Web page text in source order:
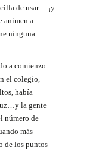
de usar… ¡y
animen a
ninguna
a comienzo
el colegio,
había
la gente
número de
más
de los puntos